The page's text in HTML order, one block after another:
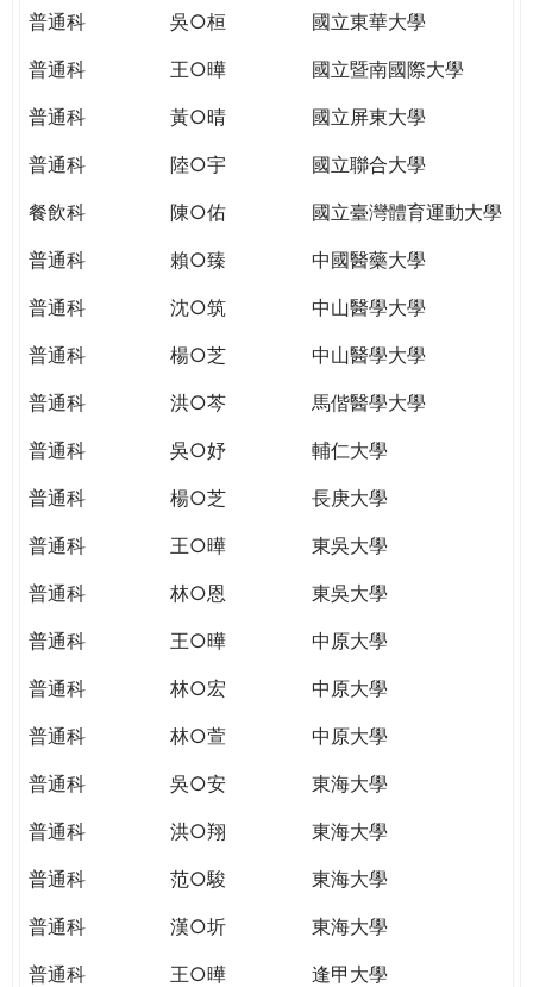
TOMORROW
YOU
THE
PATH
GLOBAL
普通科
吳○桓
國立東華大學
普通科
王○曄
國立暨南國際大學
普通科
黃○晴
國立屏東大學
普通科
陸○宇
國立聯合大學
餐飲科
陳○佑
國立臺灣體育運動大學
普通科
賴○臻
中國醫藥大學
普通科
沈○筑
中山醫學大學
普通科
楊○芝
中山醫學大學
普通科
洪○芩
馬偕醫學大學
普通科
吳○妤
輔仁大學
普通科
楊○芝
長庚大學
普通科
王○曄
東吳大學
普通科
林○恩
東吳大學
普通科
王○曄
中原大學
普通科
林○宏
中原大學
普通科
林○萱
中原大學
普通科
吳○安
東海大學
普通科
洪○翔
東海大學
普通科
范○駿
東海大學
普通科
漢○圻
東海大學
普通科
王○曄
逢甲大學